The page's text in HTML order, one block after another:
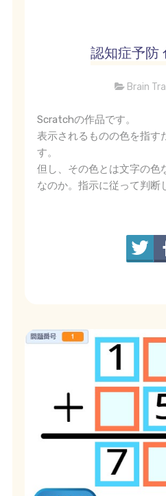
認知症予防
Brain
Scratchの作品です。
表示されるものの色を指す
す。
但し、その色とは文字の色
なのか。指示に従って判断